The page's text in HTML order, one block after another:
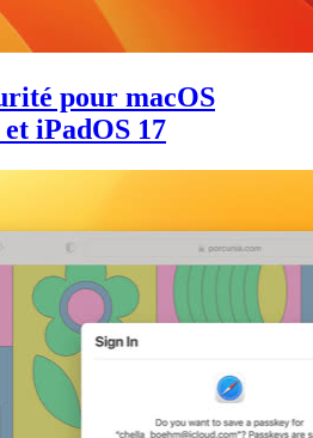
pour macOS
iPadOS 17